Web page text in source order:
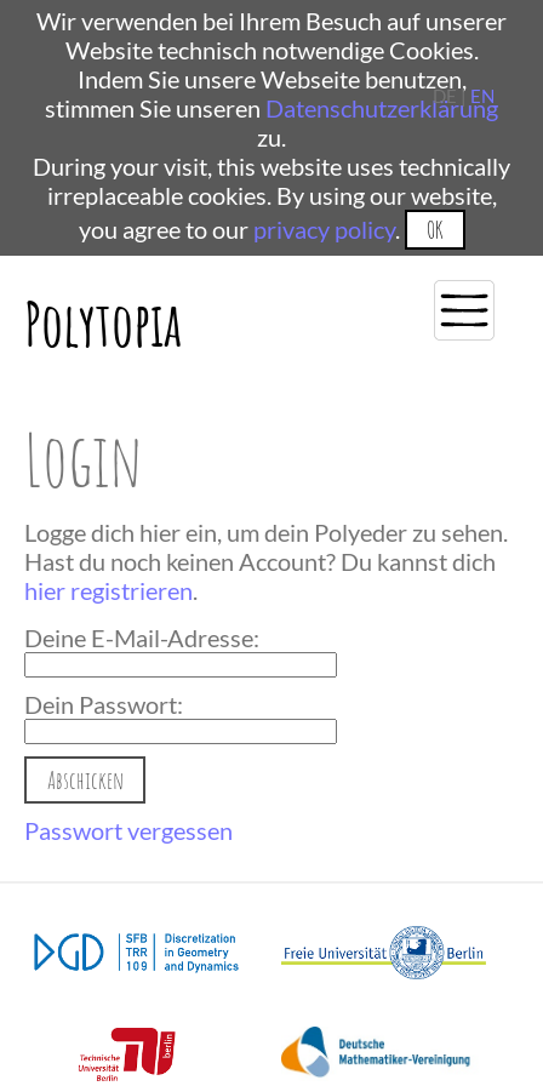
Wir verwenden bei Ihrem Besuch auf unserer
Website technisch notwendige Cookies.
Indem Sie unsere Webseite benutzen,
stimmen Sie unseren Datenschutzerklärung
zu.
During your visit, this website uses technically
irreplaceable cookies. By using our website,
you agree to our privacy policy. OK
Polytopia
DE | EN
Login
Logge dich hier ein, um dein Polyeder zu sehen.
Hast du noch keinen Account? Du kannst dich
hier registrieren.
Deine E-Mail-Adresse:
Dein Passwort:
Passwort vergessen